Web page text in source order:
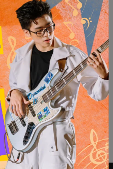
– Kim Tuấn Haydemuaroi